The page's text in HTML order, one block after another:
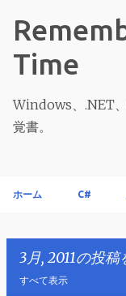
スキッ
Time
Windows、.NET
覚書。
ホーム C#
3月, 2011の投
すべて表示